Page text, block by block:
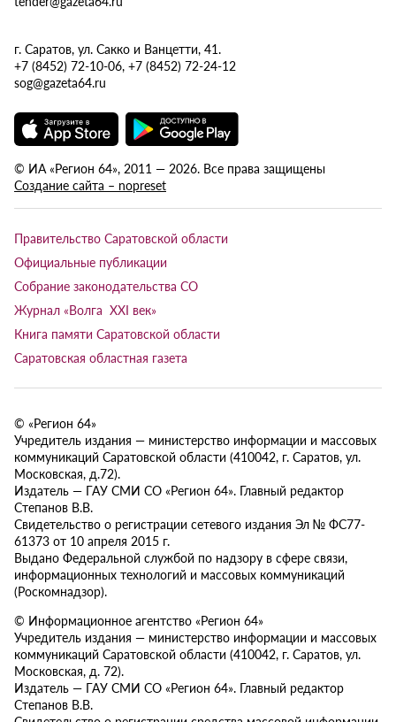
г. Саратов, ул. Сакко и Ванцетти, 41.
+7 (8452) 72-10-06, +7 (8452) 72-24-12
sog@gazeta64.ru
© ИА «Регион 64», 2011 — 2026. Все права защищены
Создание сайта – nopreset
Правительство Саратовской области
Официальные публикации
Собрание законодательства СО
Журнал «Волга XXI век»
Книга памяти Саратовской области
Саратовская областная газета
© «Регион 64»
Учредитель издания — министерство информации и массовых
коммуникаций Саратовской области (410042, г. Саратов, ул.
Московская, д.72).
Издатель — ГАУ СМИ СО «Регион 64». Главный редактор
Степанов В.В.
Свидетельство о регистрации сетевого издания Эл № ФС77-
61373 от 10 апреля 2015 г.
Выдано Федеральной службой по надзору в сфере связи,
информационных технологий и массовых коммуникаций
(Роскомнадзор).
© Информационное агентство «Регион 64»
Учредитель издания — министерство информации и массовых
коммуникаций Саратовской области (410042, г. Саратов, ул.
Московская, д. 72).
Издатель — ГАУ СМИ СО «Регион 64». Главный редактор
Степанов В.В.